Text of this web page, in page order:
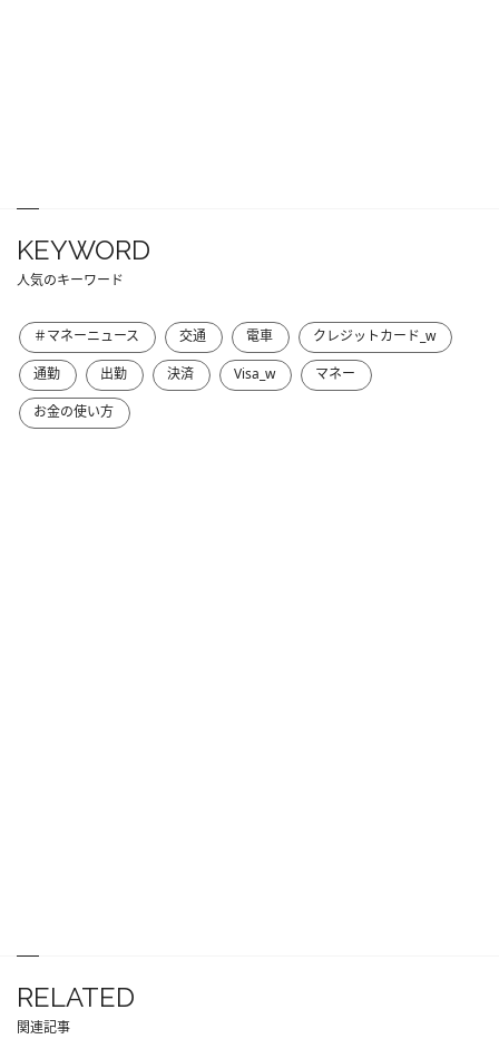
KEYWORD
人気のキーワード
＃マネーニュース 交通 電車
クレジットカード_w
通勤
出勤 決済 Visa_w
マネー
お金の使い方
RELATED
関連記事